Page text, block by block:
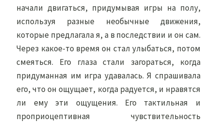
начали двигаться, придумывая игры на полу,
используя разные необычные движения,
которые предлагала я, а в последствии и он сам.
Через какое-то время он стал улыбаться, потом
смеяться. Его глаза стали загораться, когда
придуманная им игра удавалась. Я спрашивала
его, что он ощущает, когда радуется, и нравятся
ли ему эти ощущения. Его тактильная и
проприоцептивная чувствительность